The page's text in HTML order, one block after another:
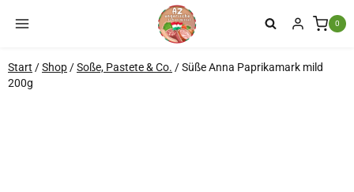
Inhalt
0
Start /Shop/Soße, Pastete & Co. /Süße Anna Paprikamark mild
200g